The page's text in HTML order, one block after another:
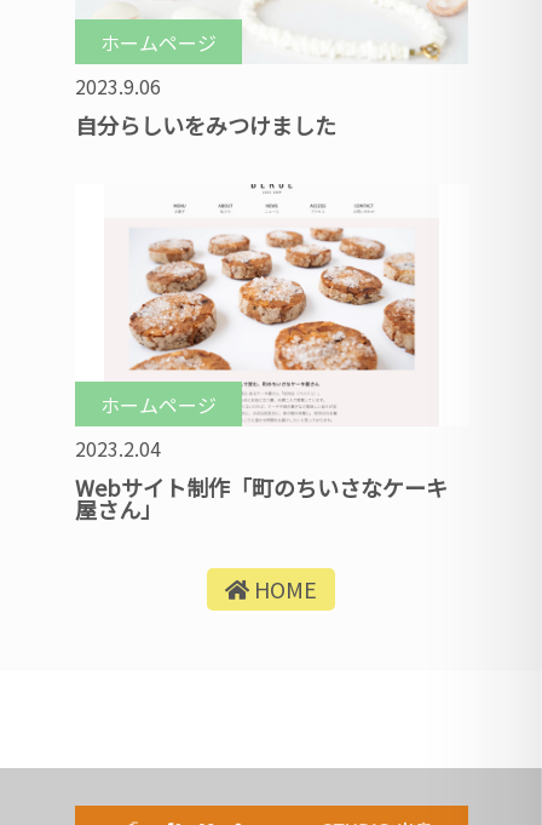
ホームページ
2023.9.06
自分らしいをみつけました
ホームページ
2023.2.04
Webサイト制作「町のちいさなケーキ
屋さん」
HOME